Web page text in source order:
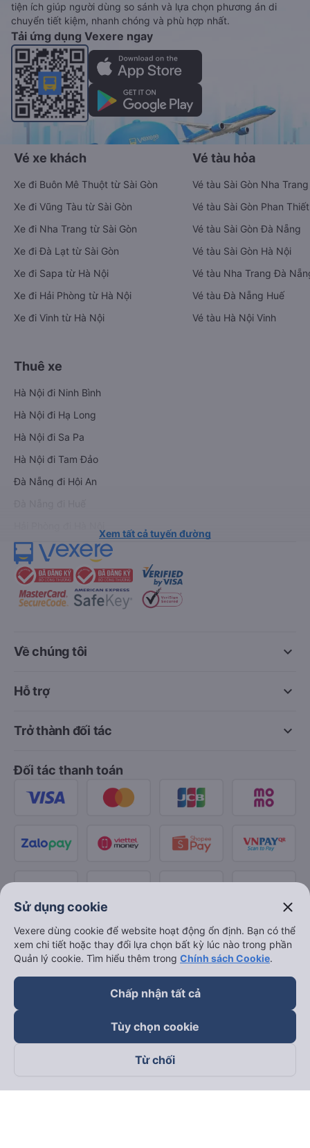
tiện ích giúp người dùng so sánh và lựa chọn phương án di
chuyển tiết kiệm, nhanh chóng và phù hợp nhất.
Tải ứng dụng Vexere ngay
Vé xe khách
Xe đi Buôn Mê Thuột từ Sài Gòn
Xe đi Vũng Tàu từ Sài Gòn
Xe đi Nha Trang từ Sài Gòn
Xe đi Đà Lạt từ Sài Gòn
Xe đi Sapa từ Hà Nội
Xe đi Hải Phòng từ Hà Nội
Xe đi Vinh từ Hà Nội
Vé tàu hỏa
Vé tàu Sài Gòn Nha Trang
Vé tàu Sài Gòn Phan Thiết
Vé tàu Sài Gòn Đà Nẵng
Vé tàu Sài Gòn Hà Nội
Vé tàu Nha Trang Đà
Vé tàu Đà Nẵng Huế
Vé tàu Hà Nội Vinh
Thuê xe
Hà Nội đi Ninh Bình
Hà Nội đi Hạ Long
Hà Nội đi Sa Pa
Hà Nội đi Tam Đảo
Đà Nẵng đi Hội An
Xem tất cả tuyến đường
keyboard_arrow_down
Về chúng tôi
keyboard_arrow_down
Hỗ trợ
keyboard_arrow_down
Trở thành đối tác
Đối tác thanh toán
Theo dõi chúng tôi trên
Sử dụng cookie close
Vexere dùng cookie để website hoạt động ổn định. Bạn có thể
xem chi tiết hoặc thay đổi lựa chọn bất kỳ lúc nào trong phần
Quản lý cookie. Tìm hiểu thêm trong Chính sách Cookie.
Chấp nhận tất cả
Tùy chọn cookie
Từ chối